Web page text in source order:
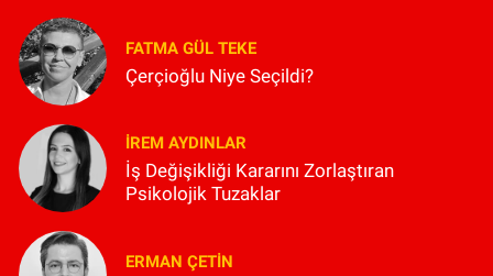
FATMA GÜL TEKE
Çerçioğlu Niye Seçildi?
İREM AYDINLAR
İş Değişikliği Kararını Zorlaştıran
Psikolojik Tuzaklar
ERMAN ÇETIN